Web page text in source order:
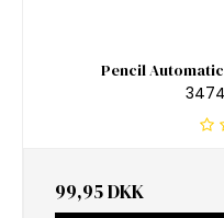
Pencil
99,95 DKK